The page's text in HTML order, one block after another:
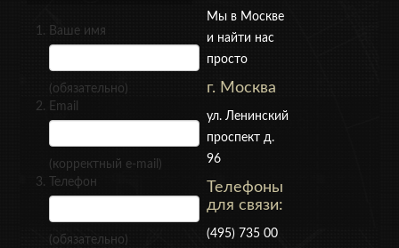
Ваше имя
(обязательно)
Email
(корректный e-mail)
Телефон
(обязательно)
Мы в Москве
и найти нас
просто
г. Москва
ул. Ленинский
проспект д.
96
Телефоны
для связи:
(495) 735 00